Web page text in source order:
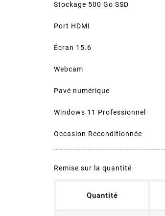
Stockage 500 Go SSD
Port HDMI
Écran 15.6
Webcam
Pavé numérique
Windows 11 Professionnel
Occasion Reconditionnée
Remise sur la quantité
Quantité